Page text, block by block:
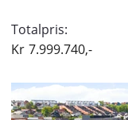
Totalpris:
Kr 7.999.740,-